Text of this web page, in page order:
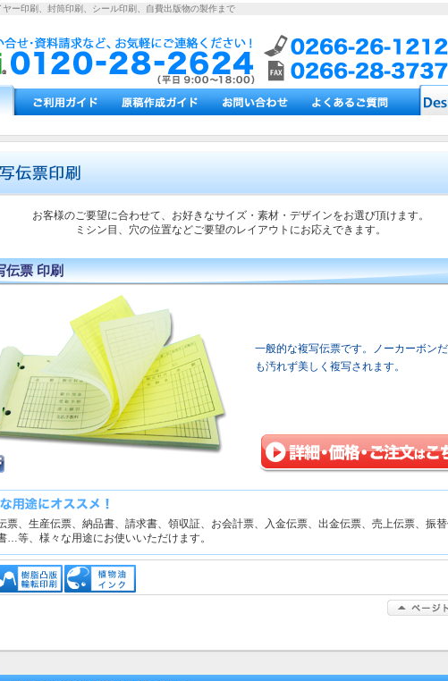
ー印刷、封筒印刷、シール印刷、自費出版物の製作まで
お客様のご要望に合わせて、お好きなサイズ・素材・デザインをお選び頂けます。
ミシン目、穴の位置などご要望のレイアウトにお応えできます。
伝票 印刷
一般的な複写伝票です。ノーカーボン
も汚れず美しく複写されます。
票、生産伝票、納品書、請求書、領収証、お会計票、入金伝票、出金伝票、売上伝票、振替
…等、様々な用途にお使いいただけます。